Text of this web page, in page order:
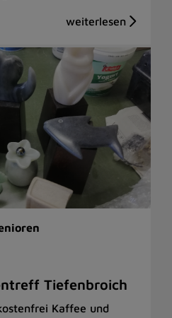
Tiefenbroich
Kaffee und